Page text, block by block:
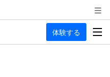
体験する